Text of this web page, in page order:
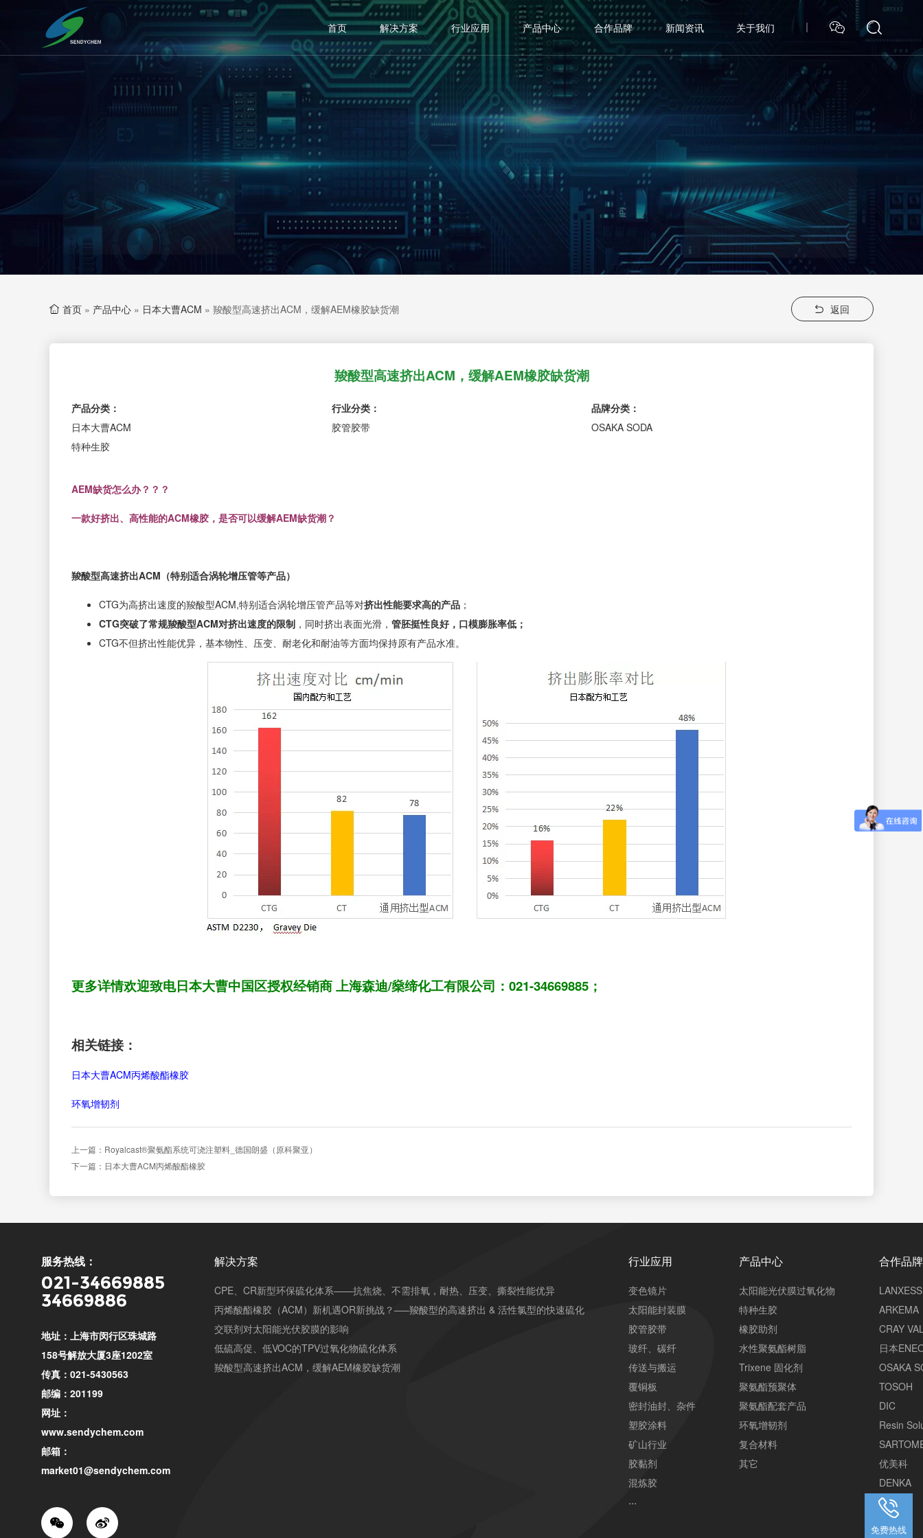
首页 解决方案 行业应用 产品中心 合作品牌 新闻资讯 关于我们
首页 » 产品中心 » 日本大曹ACM » 羧酸型高速挤出ACM，缓解AEM橡胶缺货潮 返回
羧酸型高速挤出ACM，缓解AEM橡胶缺货潮
产品分类：
日本大曹ACM
特种生胶
行业分类：
胶管胶带
品牌分类：
OSAKA SODA
AEM缺货怎么办？？？
一款好挤出、高性能的ACM橡胶，是否可以缓解AEM缺货潮？
羧酸型高速挤出ACM （特别适合涡轮增压管等产品）
CTG为高挤出速度的羧酸型ACM,特别适合涡轮增压管产品等对挤出性能要求高的产品；
CTG突破了常规羧酸型ACM对挤出速度的限制，同时挤出表面光滑， 管胚挺性良好，口模膨胀率低；
CTG不但挤出性能优异，基本物性、压变、耐老化和耐油等方面均保持原有产品水准。
更多详情欢迎致电日本大曹中国区授权经销商 上海森迪/燊缔化工有限公司：021-34669885；
相关链接：
日本大曹ACM丙烯酸酯橡胶
环氧增韧剂
上一篇：Royalcast®聚氨酯系统可浇注塑料_德国朗盛（原科聚亚）
下一篇：日本大曹ACM丙烯酸酯橡胶
服务热线：
021-34669885
34669886
地址：上海市闵行区珠城路
158号解放大厦3座1202室
传真：021-5430563
邮编：201199
网址：
www.sendychem.com
邮箱：
market01@sendychem.com
解决方案
CPE、CR新型环保硫化体系——抗焦烧、不需排氧，耐热、压变、撕裂性能优异
丙烯酸酯橡胶（ACM）新机遇OR新挑战？—–羧酸型的高速挤出 & 活性氯型的快速硫化
交联剂对太阳能光伏胶膜的影响
低硫高促、低VOC的TPV过氧化物硫化体系
羧酸型高速挤出ACM，缓解AEM橡胶缺货潮
行业应用
变色镜片
太阳能封装膜
胶管胶带
玻纤、碳纤
传送与搬运
覆铜板
密封油封、杂件
塑胶涂料
矿山行业
胶黏剂
混炼胶
...
产品中心
太阳能光伏膜过氧化物
特种生胶
橡胶助剂
水性聚氨酯树脂
Trixene 固化剂
聚氨酯预聚体
聚氨酯配套产品
环氧增韧剂
复合材料
其它
合作品牌
LANXESS
ARKEMA
CRAY
日本
OSAKA
TOSOH
DIC
Resin
优美科
DENKA
其它
免费热线